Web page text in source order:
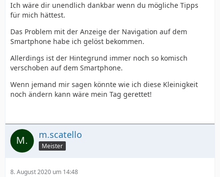
Ich wäre dir unendlich dankbar wenn du mögliche Tipps
für mich hättest.
Das Problem mit der Anzeige der Navigation auf dem
Smartphone habe ich gelöst bekommen.
Allerdings ist der Hintegrund immer noch so komisch
verschoben auf dem Smartphone.
Wenn jemand mir sagen könnte wie ich diese Kleinigkeit
noch ändern kann wäre mein Tag gerettet!
m.scatello
Meister
8. August 2020 um 14:48